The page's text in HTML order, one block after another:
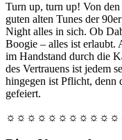
Turn up, turn up! Von
guten alten Tunes der
Night alles in sich. Ob
Boogie – alles ist erlaubt.
im Handstand durch die
des Vertrauens ist jedem
hingegen ist Pflicht,
gefeiert.